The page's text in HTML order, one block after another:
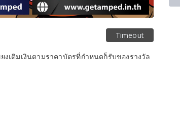
Timeout
เติมเงินตามราคาบัตรที่กำหนดก็รับของรางวัล